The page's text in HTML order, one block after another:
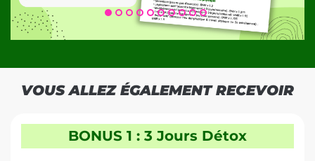
VOUS ALLEZ ÉGALEMENT RECEVOIR
BONUS 1 : 3 Jours Détox